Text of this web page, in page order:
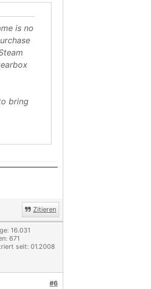
is no
bring
Zitieren
16.031
671
seit: 01.2008
#6